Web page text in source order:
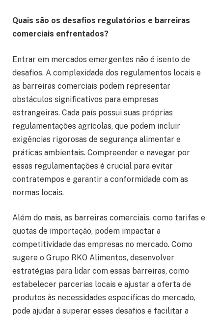
Quais são os desafios regulatórios e barreiras
comerciais enfrentados?
Entrar em mercados emergentes não é isento de
desafios. A complexidade dos regulamentos locais e
as barreiras comerciais podem representar
obstáculos significativos para empresas
estrangeiras. Cada país possui suas próprias
regulamentações agrícolas, que podem incluir
exigências rigorosas de segurança alimentar e
práticas ambientais. Compreender e navegar por
essas regulamentações é crucial para evitar
contratempos e garantir a conformidade com as
normas locais.
Além do mais, as barreiras comerciais, como tarifas e
quotas de importação, podem impactar a
competitividade das empresas no mercado. Como
sugere o Grupo RKO Alimentos, desenvolver
estratégias para lidar com essas barreiras, como
estabelecer parcerias locais e ajustar a oferta de
produtos às necessidades específicas do mercado,
pode ajudar a superar esses desafios e facilitar a